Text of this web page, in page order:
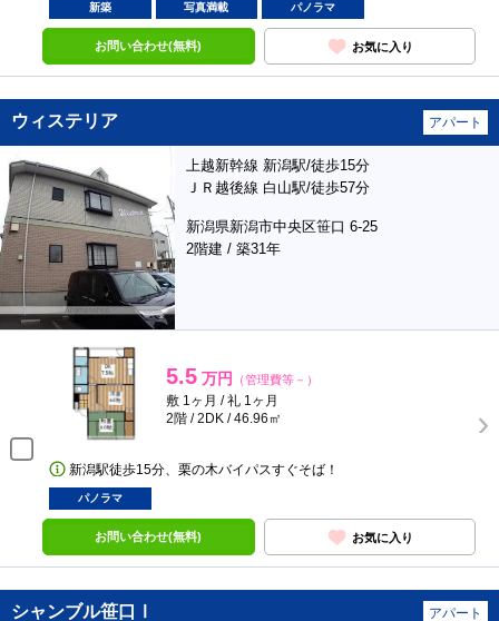
新築 写真満載 パノラマ
お問い合わせ(無料) お気に入り
ウィステリア アパート
上越新幹線 新潟駅/徒歩15分
ＪＲ越後線 白山駅/徒歩57分
新潟県新潟市中央区笹口 6-25
2階建 / 築31年
5.5 万円 （管理費等－）
敷 1ヶ月 / 礼 1ヶ月
2階 / 2DK / 46.96㎡
新潟駅徒歩15分、栗の木バイパスすぐそば！
パノラマ
お問い合わせ(無料) お気に入り
シャンブル笹口Ⅰ アパート